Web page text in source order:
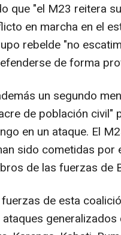
que "el M23 reitera
en marcha en el
rebelde "no
de forma
un segundo
de población civil"
en un ataque. El
sido cometidas por
de las fuerzas de
de esta
ataques